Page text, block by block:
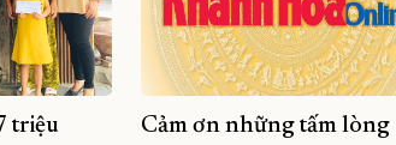
triệu
Cảm ơn những tấm lòng